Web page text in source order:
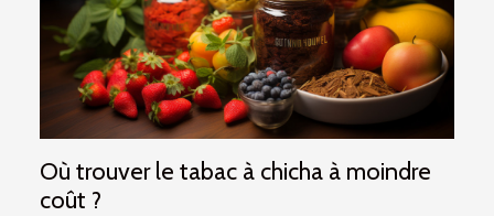
Où trouver le tabac à chicha à moindre
coût ?